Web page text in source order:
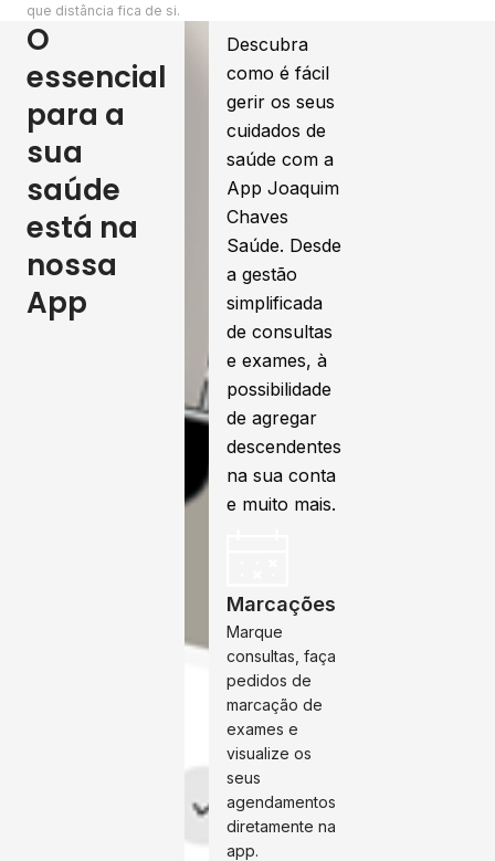
que distância fica de si.
O
essencial
para a
sua
saúde
está na
nossa
App
Descubra
como é fácil
gerir os seus
cuidados de
saúde com a
App Joaquim
Chaves
Saúde. Desde
a gestão
simplificada
de consultas
e exames, à
possibilidade
de agregar
descendentes
na sua conta
e muito mais.
Marcações
Marque
consultas, faça
pedidos de
marcação de
exames e
visualize os
seus
agendamentos
diretamente na
app.